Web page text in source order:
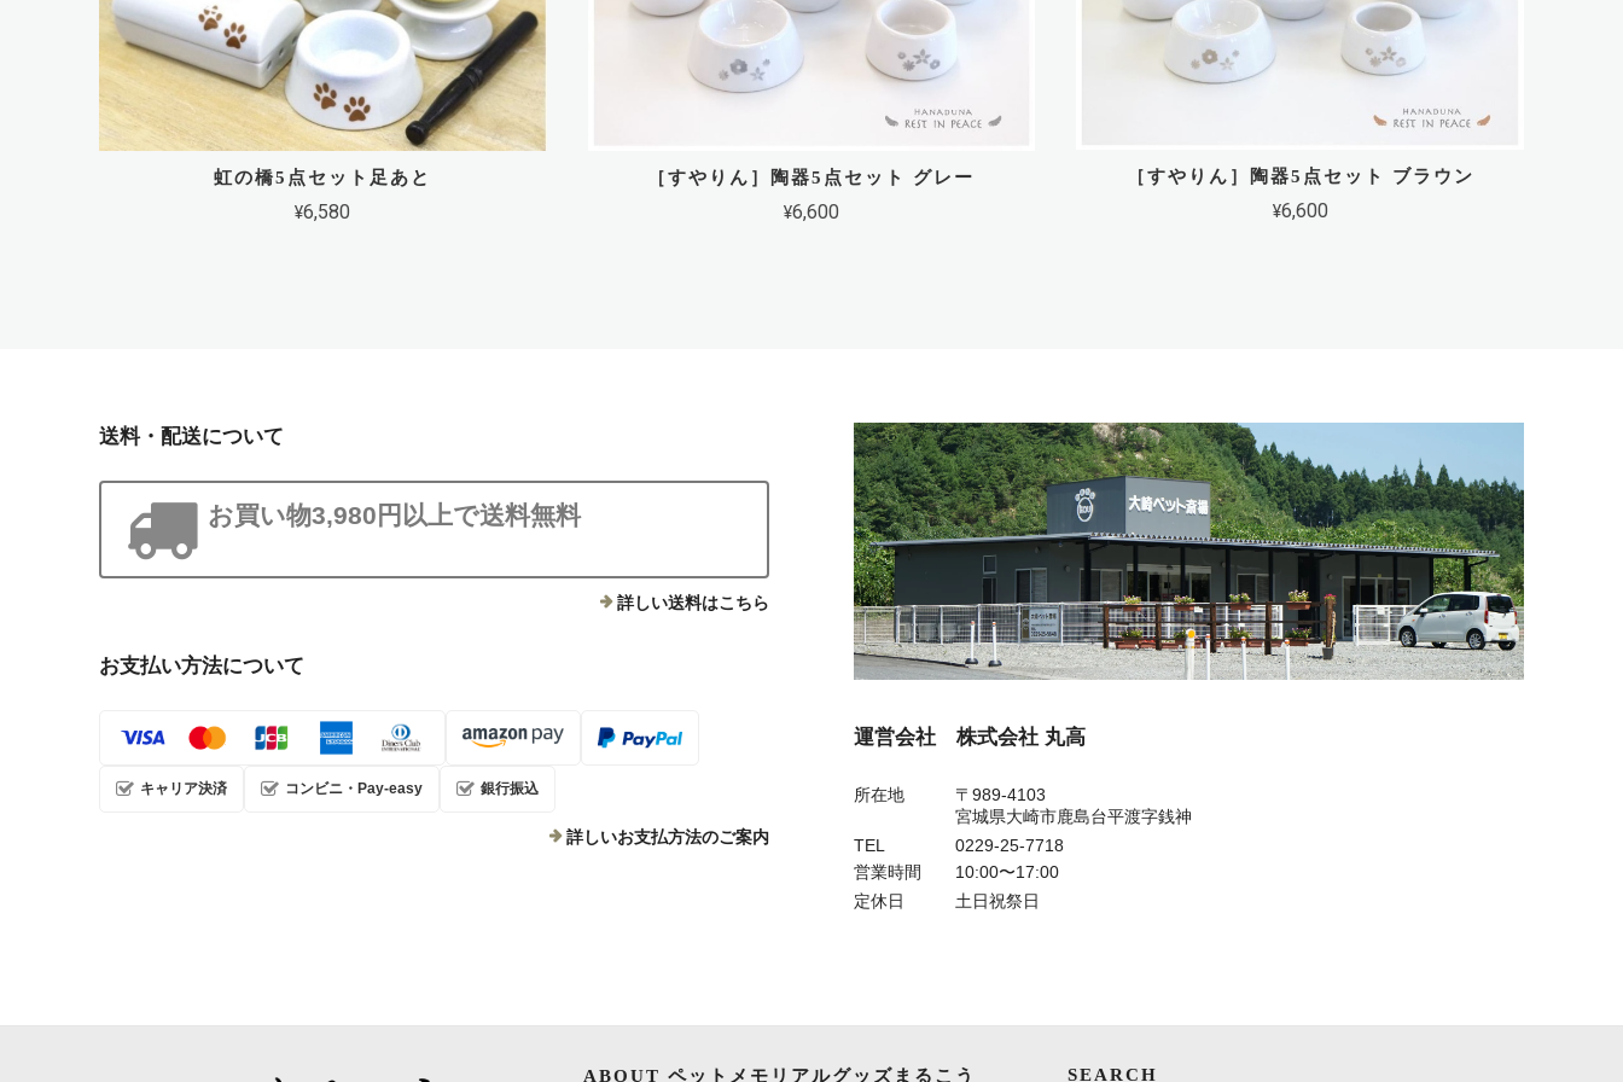
虹の橋5点セット足あと
¥6,580
［すやりん］陶器5点セット グレー
¥6,600
［すやりん］陶器5点セット ブラウン
¥6,600
送料・配送について
お買い物3,980円以上で送料無料
詳しい送料はこちら
お支払い方法について
キャリア決済 コンビニ・Pay-easy 銀行振込
詳しいお支払方法のご案内
運営会社 株式会社 丸高
所在地
〒989-4103
宮城県大崎市鹿島台平渡字銭神
TEL
0229-25-7718
営業時間
10:00〜17:00
定休日
土日祝祭日
ABOUT ペットメモリアルグッズまるこう SEARCH